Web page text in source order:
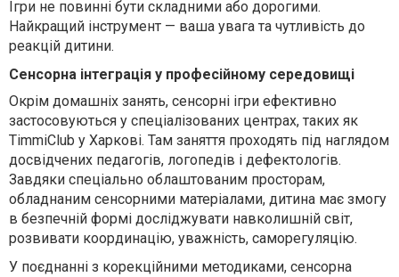
Ігри не повинні бути складними або дорогими.
Найкращий інструмент — ваша увага та чутливість до
реакцій дитини.
Сенсорна інтеграція у професійному середовищі
Окрім домашніх занять, сенсорні ігри ефективно
застосовуються у спеціалізованих центрах, таких як
TimmiClub у Харкові. Там заняття проходять під наглядом
досвідчених педагогів, логопедів і дефектологів.
Завдяки спеціально облаштованим просторам,
обладнаним сенсорними матеріалами, дитина має змогу
в безпечній формі досліджувати навколишній світ,
розвивати координацію, уважність, саморегуляцію.
У поєднанні з корекційними методиками, сенсорна